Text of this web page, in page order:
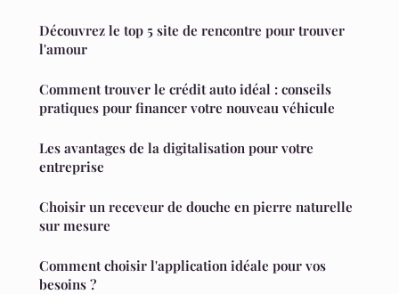
Découvrez le top 5 site de rencontre pour trouver
l'amour
Comment trouver le crédit auto idéal : conseils
pratiques pour financer votre nouveau véhicule
Les avantages de la digitalisation pour votre
entreprise
Choisir un receveur de douche en pierre naturelle
sur mesure
Comment choisir l'application idéale pour vos
besoins ?